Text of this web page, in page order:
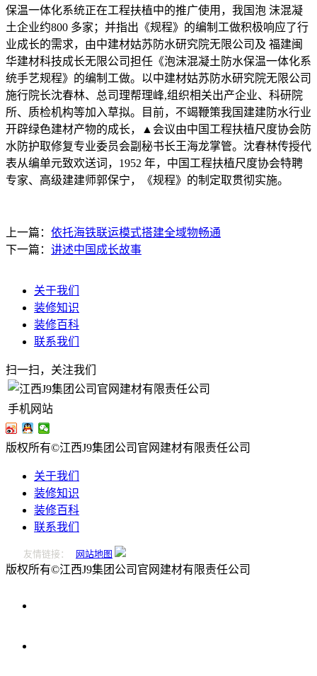
保温一体化系统正在工程扶植中的推广使用，我国泡 沫混凝
土企业约800 多家；并指出《规程》的编制工做积极响应了行
业成长的需求，由中建材姑苏防水研究院无限公司及 福建闽
华建材科技成长无限公司担任《泡沫混凝土防水保温一体化系
统手艺规程》的编制工做。以中建材姑苏防水研究院无限公司
施行院长沈春林、总司理帮理峰,组织相关出产企业、科研院
所、质检机构等加入草拟。目前，不竭鞭策我国建建防水行业
开辟绿色建材产物的成长，▲会议由中国工程扶植尺度协会防
水防护取修复专业委员会副秘书长王海龙掌管。沈春林传授代
表从编单元致欢送词，1952 年，中国工程扶植尺度协会特聘
专家、高级建建师郭保宁，《规程》的制定取贯彻实施。
上一篇： 依托海铁联运模式搭建全域物畅通
下一篇： 讲述中国成长故事
关于我们
装修知识
装修百科
联系我们
扫一扫，关注我们
手机网站
版权所有©江西J9集团公司官网建材有限责任公司
关于我们
装修知识
装修百科
联系我们
友情链接： 网站地图
版权所有©江西J9集团公司官网建材有限责任公司